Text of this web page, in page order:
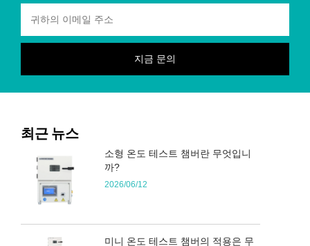
최근 뉴스
소형 온도 테스트 챔버란 무엇입니
까?
2026/06/12
미니 온도 테스트 챔버의 적용은 무